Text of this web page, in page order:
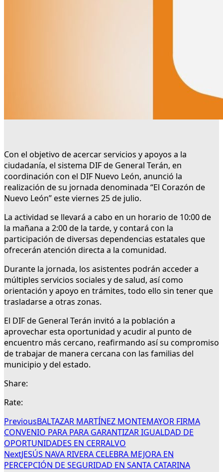
Con el objetivo de acercar servicios y apoyos a la
ciudadanía, el sistema DIF de General Terán, en
coordinación con el DIF Nuevo León, anunció la
realización de su jornada denominada “El Corazón de
Nuevo León” este viernes 25 de julio.
La actividad se llevará a cabo en un horario de 10:00 de
la mañana a 2:00 de la tarde, y contará con la
participación de diversas dependencias estatales que
ofrecerán atención directa a la comunidad.
Durante la jornada, los asistentes podrán acceder a
múltiples servicios sociales y de salud, así como
orientación y apoyo en trámites, todo ello sin tener que
trasladarse a otras zonas.
El DIF de General Terán invitó a la población a
aprovechar esta oportunidad y acudir al punto de
encuentro más cercano, reafirmando así su compromiso
de trabajar de manera cercana con las familias del
municipio y del estado.
Share:
Rate:
PreviousBALTAZAR MARTÍNEZ MONTEMAYOR FIRMA
CONVENIO PARA PARA GARANTIZAR IGUALDAD DE
OPORTUNIDADES EN CERRALVO
NextJESÚS NAVA RIVERA CELEBRA MEJORA EN
PERCEPCIÓN DE SEGURIDAD EN SANTA CATARINA